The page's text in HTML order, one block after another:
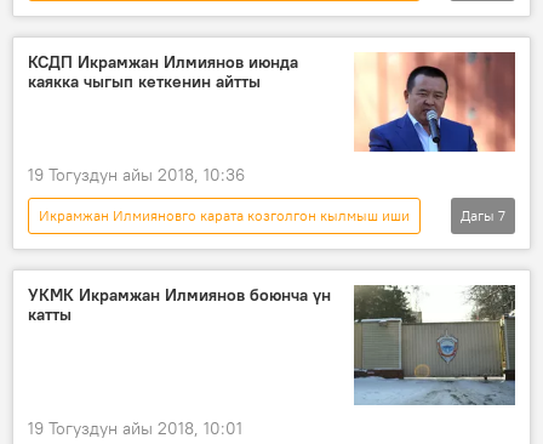
Окуялар
Кыргызстан
Жаңылыктар
Бишкек
Икрамжан Илмиянов
КСДП Икрамжан Илмиянов июнда
каякка чыгып кеткенин айтты
19 Тогуздун айы 2018, 10:36
Икрамжан Илмияновго карата козголгон кылмыш иши
Окуялар
Кыргызстан
Жаңылыктар
Москва
Икрамжан Илмиянов
Кундуз Жолдубаева
Дагы 7
УКМК Икрамжан Илмиянов боюнча үн
катты
19 Тогуздун айы 2018, 10:01